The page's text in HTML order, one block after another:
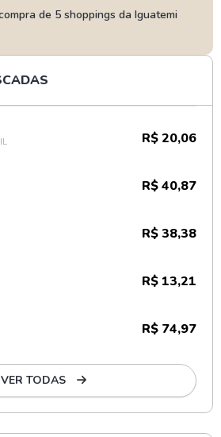
de 5 shoppings da Iguatemi
R$ 20,06
R$ 40,87
R$ 38,38
R$ 13,21
R$ 74,97
VER TODAS